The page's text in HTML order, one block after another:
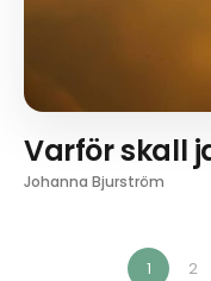
Varför skall
Johanna Bjurström
1 2